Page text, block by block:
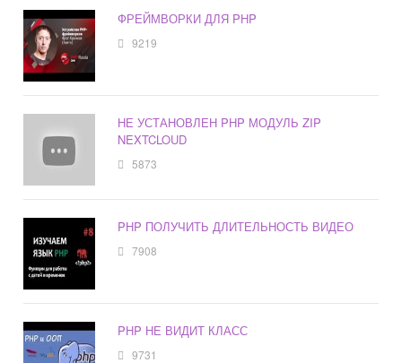
ФРЕЙМВОРКИ ДЛЯ PHP
9219
НЕ УСТАНОВЛЕН PHP МОДУЛЬ ZIP
NEXTCLOUD
5873
PHP ПОЛУЧИТЬ ДЛИТЕЛЬНОСТЬ ВИДЕО
7908
PHP НЕ ВИДИТ КЛАСС
9731